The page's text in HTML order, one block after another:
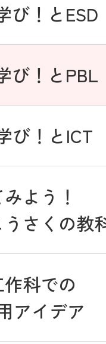
び！とESD
び！とPBL
び！とICT
よう！
さくの教
科での
アイデア